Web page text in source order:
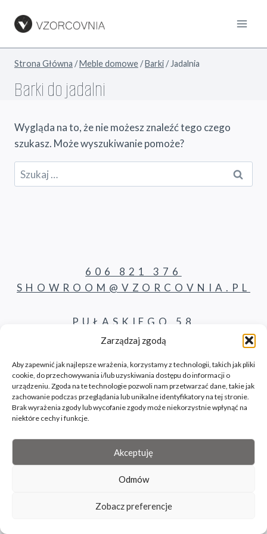
Zarządzaj zgodą
Aby zapewnić jak najlepsze wrażenia, korzystamy z technologii, takich jak pliki
cookie, do przechowywania i/lub uzyskiwania dostępu do informacji o
urządzeniu. Zgoda na te technologie pozwoli nam przetwarzać dane, takie jak
zachowanie podczas przeglądania lub unikalne identyfikatory na tej stronie.
Brak wyrażenia zgody lub wycofanie zgody może niekorzystnie wpłynąć na
niektóre cechy i funkcje.
Akceptuję
Odmów
Zobacz preferencje
Strona Główna /Meble domowe/Barki/Jadalnia
Barki do jadalni
Wygląda na to, że nie możesz znaleźć tego czego
szukasz. Może wyszukiwanie pomoże?
Szukaj:
606 821 376
SHOWROOM@VZORCOVNIA.PL
PUŁASKIEGO 58
62-800 KALISZ
PRODUKTY
KONTAKT
BLOG
© 2026 Vzorcovnia site by bilbil.pl